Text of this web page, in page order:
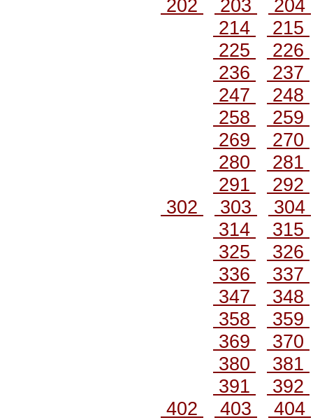
202
203
204
214
215
225
226
236
237
247
248
258
259
269
270
280
281
291
292
302
303
304
314
315
325
326
336
337
347
348
358
359
369
370
380
381
391
392
402
403 404